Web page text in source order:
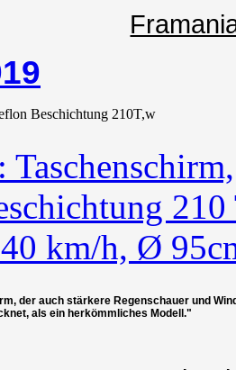
Beschichtung 210T,w
der auch stärkere Regenschauer und
als ein herkömmliches Modell."